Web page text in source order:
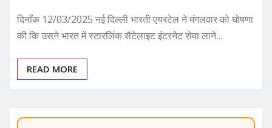
दिनाँक 12/03/2025 नई दिल्ली भारती एयरटेल ने मंगलवार को घोषणा
की कि उसने भारत में स्टारलिंक सैटेलाइट इंटरनेट सेवा लाने…
READ MORE